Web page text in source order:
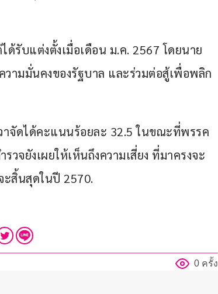
รับแต่งตั้งเมื่อเดือน ม.ค. 2567 โดยนาย
ามมั่นคงของรัฐบาล และร่วมต่อสู้เพื่อพลิก
าจัดได้คะแนนร้อยละ 32.5 ในขณะที่พรรค
จยังเผยให้เห็นถึงความเสี่ยง ที่มาครงจะ
ะสิ้นสุดในปี 2570.
0 ครั้ง